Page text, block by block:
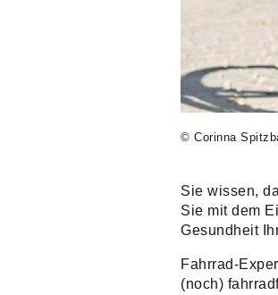
© Corinna
Sie wissen,
Sie mit dem
Gesundheit
Fahrrad-
(noch)